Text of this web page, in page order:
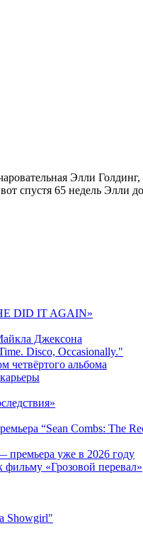
Элли
спустя 65 недель Элли
DID IT AGAIN»
Джексона
Disco, Occasionally."
четвёртого альбома
“Sean Combs: The
премьера уже в 2026 году
«Грозовой перевал»
Showgirl"